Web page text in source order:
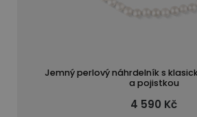
Jemný perlový náhrdelník s
a pojistkou
4 590 Kč